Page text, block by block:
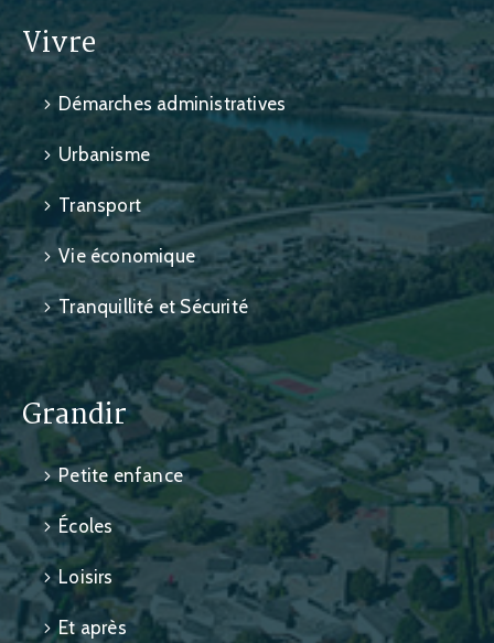
Vivre
Démarches administratives
Urbanisme
Transport
Vie économique
Tranquillité et Sécurité
Grandir
Petite enfance
Écoles
Loisirs
Et après